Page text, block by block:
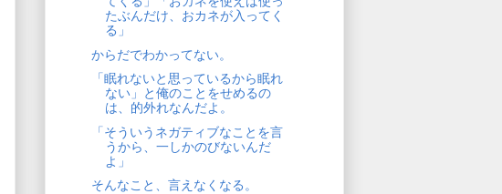
たぶんだけ、おカネが入ってく
る」
からだでわかってない。
「眠れないと思っているから眠れ
ない」と俺のことをせめるの
は、的外れなんだよ。
「そういうネガティブなことを言
うから、一しかのびないんだ
よ」
そんなこと、言えなくなる。